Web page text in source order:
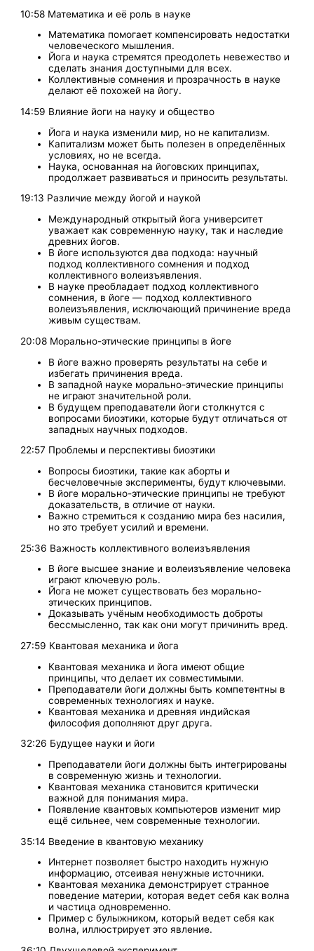
10:58 Математика и её роль в науке
Математика помогает компенсировать недостатки
человеческого мышления.
Йога и наука стремятся преодолеть невежество и
сделать знания доступными для всех.
Коллективные сомнения и прозрачность в науке
делают её похожей на йогу.
14:59 Влияние йоги на науку и общество
Йога и наука изменили мир, но не капитализм.
Капитализм может быть полезен в определённых
условиях, но не всегда.
Наука, основанная на йоговских принципах,
продолжает развиваться и приносить результаты.
19:13 Различие между йогой и наукой
Международный открытый йога университет
уважает как современную науку, так и наследие
древних йогов.
В йоге используются два подхода: научный
подход коллективного сомнения и подход
коллективного волеизъявления.
В науке преобладает подход коллективного
сомнения, в йоге — подход коллективного
волеизъявления, исключающий причинение вреда
живым существам.
20:08 Морально-этические принципы в йоге
В йоге важно проверять результаты на себе и
избегать причинения вреда.
В западной науке морально-этические принципы
не играют значительной роли.
В будущем преподаватели йоги столкнутся с
вопросами биоэтики, которые будут отличаться от
западных научных подходов.
22:57 Проблемы и перспективы биоэтики
Вопросы биоэтики, такие как аборты и
бесчеловечные эксперименты, будут ключевыми.
В йоге морально-этические принципы не требуют
доказательств, в отличие от науки.
Важно стремиться к созданию мира без насилия,
но это требует усилий и времени.
25:36 Важность коллективного волеизъявления
В йоге высшее знание и волеизъявление человека
играют ключевую роль.
Йога не может существовать без морально-
этических принципов.
Доказывать учёным необходимость доброты
бессмысленно, так как они могут причинить вред.
27:59 Квантовая механика и йога
Квантовая механика и йога имеют общие
принципы, что делает их совместимыми.
Преподаватели йоги должны быть компетентны в
современных технологиях и науке.
Квантовая механика и древняя индийская
философия дополняют друг друга.
32:26 Будущее науки и йоги
Преподаватели йоги должны быть интегрированы
в современную жизнь и технологии.
Квантовая механика становится критически
важной для понимания мира.
Появление квантовых компьютеров изменит мир
ещё сильнее, чем современные технологии.
35:14 Введение в квантовую механику
Интернет позволяет быстро находить нужную
информацию, отсеивая ненужные источники.
Квантовая механика демонстрирует странное
поведение материи, которая ведет себя как волна
и частица одновременно.
Пример с булыжником, который ведет себя как
волна, иллюстрирует это явление.